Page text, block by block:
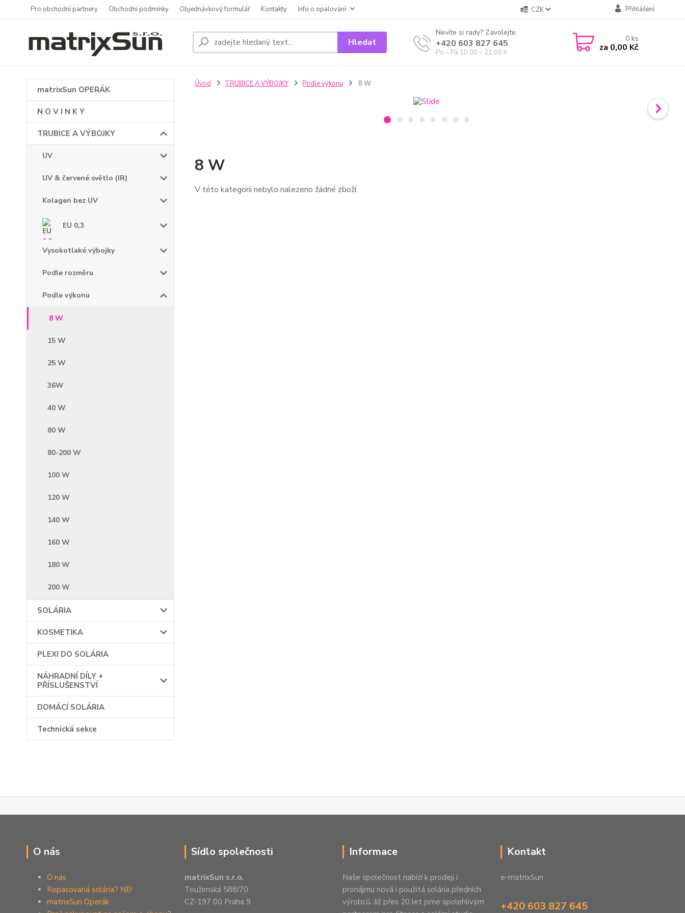
Pro obchodní partnery Obchodní podmínky Objednávkový formulář Kontakty Info o opalování CZK Přihlášení
Hledat
Nevíte si rady? Zavolejte.
+420 603 827 645
Po – Pá 10:00 – 21:00 h
0ks
za 0,00 Kč
matrixSun OPERÁK
N O V I N K Y
TRUBICE A VÝBOJKY
UV
UV & červené světlo (IR)
Kolagen bez UV
EU 0,3
Vysokotlaké výbojky
Podle rozměru
Podle výkonu
8 W
15 W
25 W
36W
40 W
80 W
80-200 W
100 W
120 W
140 W
160 W
180 W
200 W
SOLÁRIA
KOSMETIKA
PLEXI DO SOLÁRIA
NÁHRADNÍ DÍLY +
PŘÍSLUŠENSTVÍ
DOMÁCÍ SOLÁRIA
Technická sekce
Úvod TRUBICE A VÝBOJKY Podle výkonu 8 W
8 W
V této kategorii nebylo nalezeno žádné zboží.
O nás
O nás
Repasovaná solária? NE!
matrixSun Operák
Sídlo společnosti
matrixSun s.r.o.
Toužimská 588/70
CZ-197 00 Praha 9
Informace
Naše společnost nabízí k prodeji i
pronájmu nová i použitá solária předních
výrobců. Již přes 20 let jsme spolehlivým
Kontakt
e-matrixSun
+420 603 827 645